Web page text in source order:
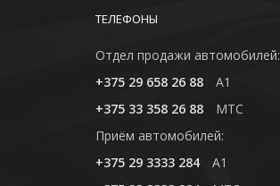
ТЕЛЕФОНЫ
Отдел продажи автомобилей:
+375 29 658 26 88
A1
+375 33 358 26 88
MTC
Приём автомобилей:
+375 29 3333 284
A1